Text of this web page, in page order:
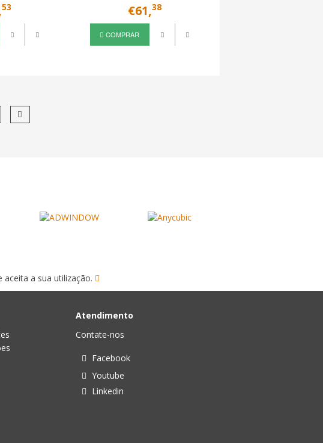
53 €61,38
COMPRAR
aceita a sua utilização.
Atendimento
Contate-nos
Facebook
Youtube
Linkedin